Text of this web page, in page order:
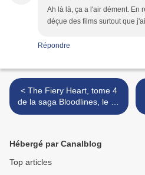
Ah là là, ça a l'air dément. En
déçue des films surtout que
Répondre
< The Fiery Heart, tome 4
de la saga Bloodlines, le 19
novembre 2013 aux Etats
Hébergé par Canalblog
Top articles